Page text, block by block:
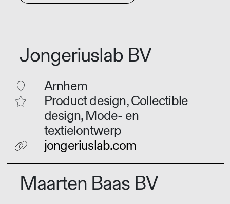
Jongeriuslab BV
Arnhem
Product design, Collectible
design, Mode- en
textielontwerp
jongeriuslab.com
Maarten Baas BV